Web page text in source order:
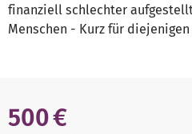
finanziell schlechter
Menschen - Kurz für
500 €